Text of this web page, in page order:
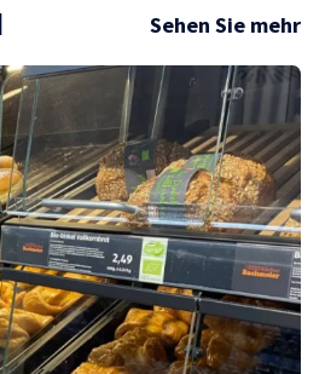
Sehen Sie mehr